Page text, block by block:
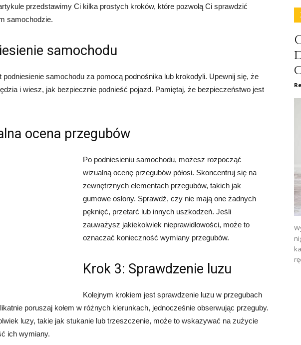
przedstawimy Ci kilka prostych kroków, które pozwolą Ci sprawdzić
samochodzie.
samochodu
samochodu za pomocą podnośnika lub krokodyli. Upewnij się, że
i wiesz, jak bezpiecznie podnieść pojazd. Pamiętaj, że bezpieczeństwo jest
ocena przegubów
Po podniesieniu samochodu, możesz rozpocząć
wizualną ocenę przegubów półosi. Skoncentruj się na
zewnętrznych elementach przegubów, takich jak
gumowe osłony. Sprawdź, czy nie mają one żadnych
pęknięć, przetarć lub innych uszkodzeń. Jeśli
zauważysz jakiekolwiek nieprawidłowości, może to
oznaczać konieczność wymiany przegubów.
Krok 3: Sprawdzenie luzu
Kolejnym krokiem jest sprawdzenie luzu w przegubach
poruszaj kołem w różnych kierunkach, jednocześnie obserwując przeguby.
luzy, takie jak stukanie lub trzeszczenie, może to wskazywać na zużycie
ich wymiany.